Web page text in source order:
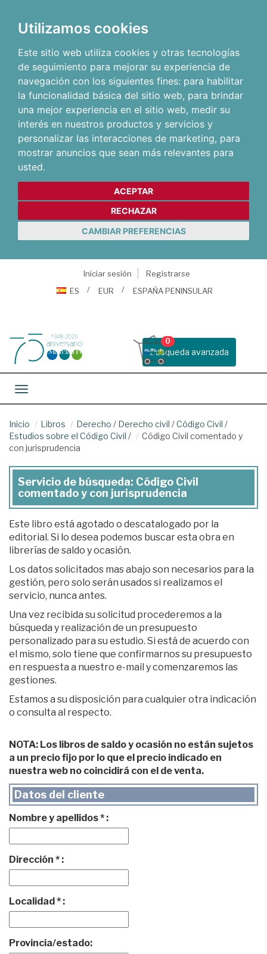
Utilizamos cookies
Este sitio web utiliza cookies y otras tecnologías
de seguimiento para mejorar su experiencia de
navegación con los siguientes fines: para habilitar
la funcionalidad básica del sitio web, para brindar
una mejor experiencia en el sitio web, medir su
interés en nuestros productos y servicios y
personalizar las interacciones de marketing, para
mostrar anuncios que sean más relevantes para
usted.
ACEPTAR
RECHAZAR
CAMBIAR PREFERENCIAS
Iniciar sesión
Registrarse
ES
EUR ESPAÑA PENINSULAR
Busqueda avanzada
0
Toggle navigation
Inicio Libros Derecho / Derecho civil /Código Civil /
Estudios sobre el Código Civil /
Código Civil comentado y
con jurisprudencia
Servicio de búsqueda: Código Civil
comentado y con jurisprudencia
Este libro está agotado o descatalogado por la
editorial. Si lo desea podemos buscar esta obra en
librerías de saldo y ocasión.
Los datos solicitados mas abajo son necesarios para la
gestión, pero solo serán usados si realizamos el
servicio, nunca antes.
Una vez recibida su solicitud procederemos a la
búsqueda y realización de un presupuesto
personalizado para su estudio. Si está de acuerdo con
el mismo, solo tiene que confirmarnos su presupuesto
en respuesta a nuestro e-mail y comenzaremos las
gestiones.
Estamos a su disposición para cualquier otra indicación
o consulta al respecto.
NOTA: Los libros de saldo y ocasión no están sujetos
a un precio fijo por lo que el precio indicado en
nuestra web no coincidirá con el de venta.
Datos del cliente
Nombre y apellidos * :
Dirección * :
Localidad * :
Provincia/estado: